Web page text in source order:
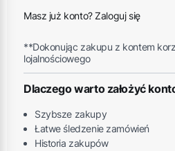
Masz już konto? Zaloguj się
**Dokonując zakupu z kontem
lojalnościowego
Dlaczego warto założyć
Szybsze zakupy
Łatwe śledzenie zamówień
Historia zakupów